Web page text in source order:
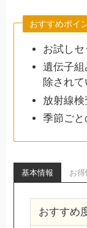
おすすめポイ
お試し
遺伝子
除されて
放射線
季節ご
基本情報 お
おすすめ